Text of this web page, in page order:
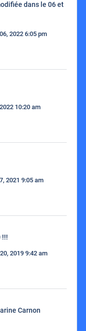
dans le 06 et
2022 6:05 pm
10:20 am
2021 9:05 am
!!!
2019 9:42 am
Carnon